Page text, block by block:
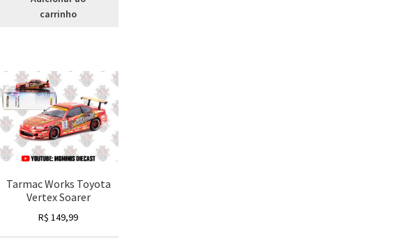
carrinho
Tarmac Works Toyota
Vertex Soarer
R$ 149,99